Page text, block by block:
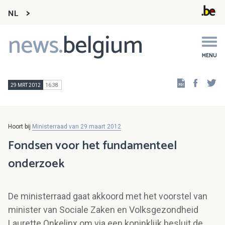
NL
news.belgium MENU
Main
navigation
29 MRT 2012 16:38
Hoort bij Ministerraad van 29 maart 2012
Fondsen voor het fundamenteel
onderzoek
De ministerraad gaat akkoord met het voorstel van
minister van Sociale Zaken en Volksgezondheid